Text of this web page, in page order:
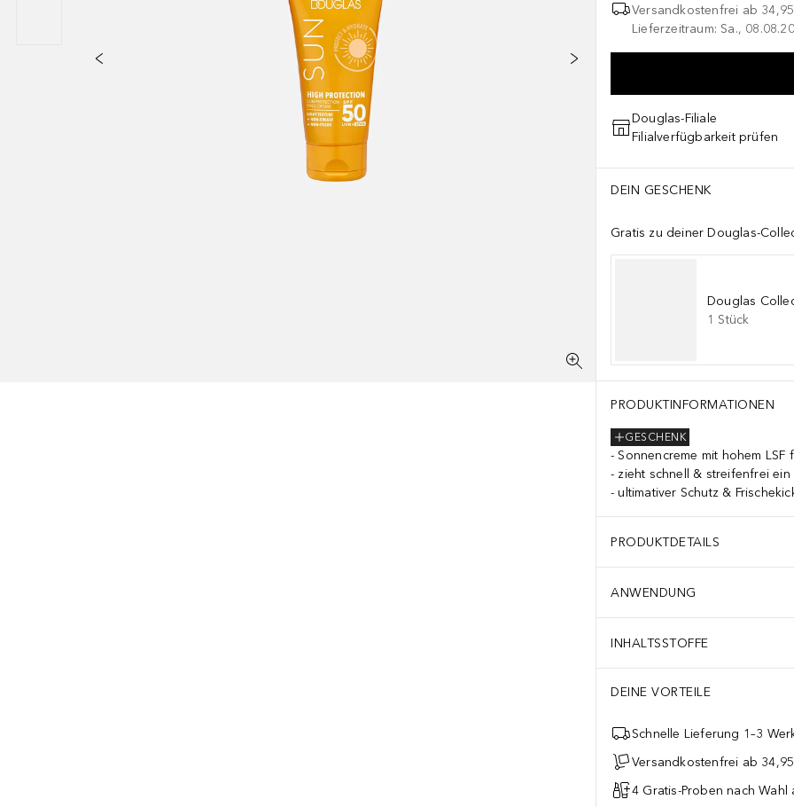
Versandkostenfrei ab
Lieferzeitraum: Sa.,
Douglas-Filiale
Filialverfügbarkeit prüfen
DEIN GESCHENK
Gratis zu deiner Douglas-
Douglas
1 Stück
PRODUKTINFORMATIONEN
GESCHENK
Sonnencreme mit hohem LSF
zieht schnell & streifenfrei ein
ultimativer Schutz &
PRODUKTDETAILS
ANWENDUNG
INHALTSSTOFFE
DEINE VORTEILE
Schnelle Lieferung 1–3
Versandkostenfrei ab
4 Gratis-Proben nach Wahl